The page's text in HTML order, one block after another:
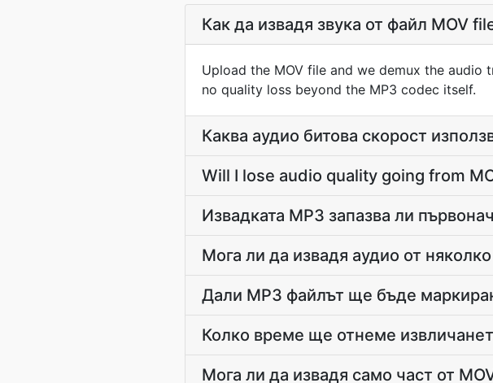
Как да извадя звука от файл MOV
Upload the MOV file and we demux the audio
no quality loss beyond the MP3 codec itself.
Каква аудио битова скорост
Will I lose audio quality going from
Извадката MP3 запазва ли
Мога ли да извадя аудио от
Дали MP3 файлът ще бъде
Колко време ще отнеме
Мога ли да извадя само част от